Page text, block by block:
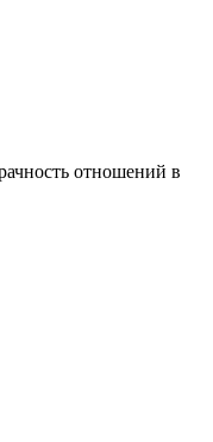
отношений в